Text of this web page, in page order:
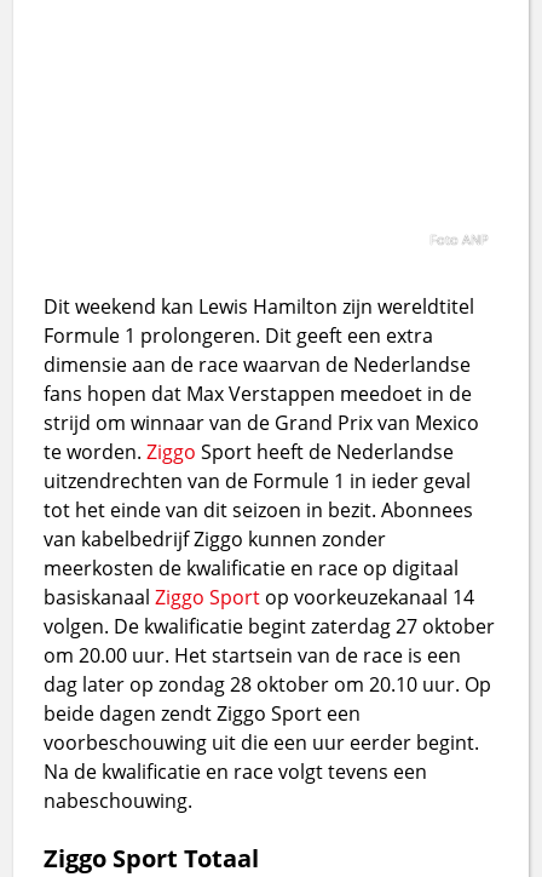
Foto ANP
Dit weekend kan Lewis Hamilton zijn wereldtitel
Formule 1 prolongeren. Dit geeft een extra
dimensie aan de race waarvan de Nederlandse
fans hopen dat Max Verstappen meedoet in de
strijd om winnaar van de Grand Prix van Mexico
te worden.Ziggo Sport heeft de Nederlandse
uitzendrechten van de Formule 1 in ieder geval
tot het einde van dit seizoen in bezit. Abonnees
van kabelbedrijf Ziggo kunnen zonder
meerkosten de kwalificatie en race op digitaal
basiskanaalZiggo Sport op voorkeuzekanaal 14
volgen. De kwalificatie begint zaterdag 27 oktober
om 20.00 uur. Het startsein van de race is een
dag later op zondag 28 oktober om 20.10 uur. Op
beide dagen zendt Ziggo Sport een
voorbeschouwing uit die een uur eerder begint.
Na de kwalificatie en race volgt tevens een
nabeschouwing.
Ziggo Sport Totaal